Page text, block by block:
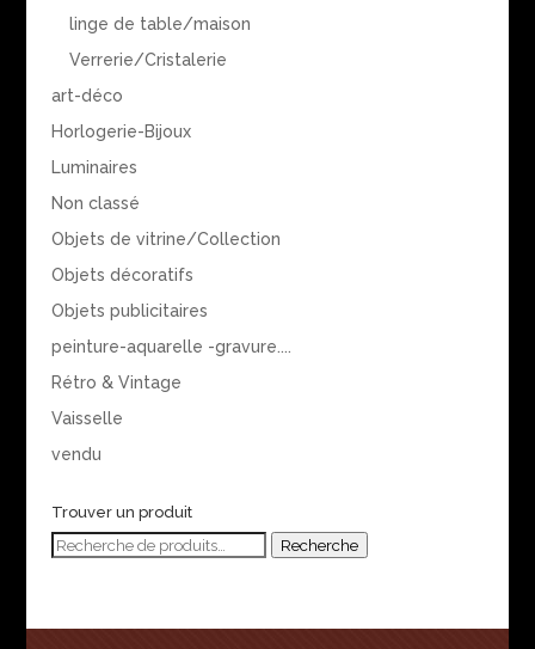
linge de table/maison
Verrerie/Cristalerie
art-déco
Horlogerie-Bijoux
Luminaires
Non classé
Objets de vitrine/Collection
Objets décoratifs
Objets publicitaires
peinture-aquarelle -gravure....
Rétro & Vintage
Vaisselle
vendu
Trouver un produit
Recherche
Recherche